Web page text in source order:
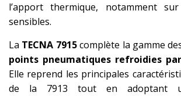
l’apport thermique, notamment
sensibles.
La TECNA 7915complète la gamme
points pneumatiques refroidies
Elle reprend les principales
de la 7913 tout en adoptant